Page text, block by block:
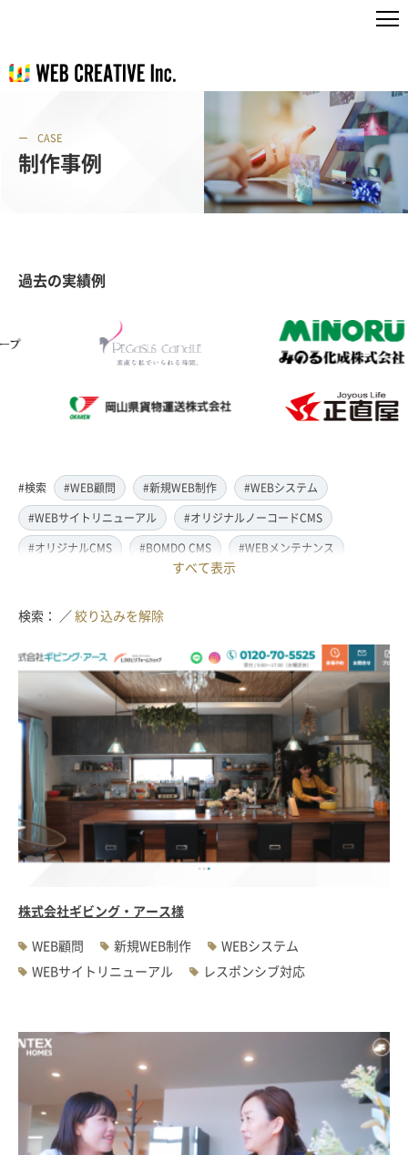
CASE
制作事例
過去の実績例
#検索 #WEB顧問 #新規WEB制作
#WEBシステム
#WEBサイトリニューアル
#オリジナルノーコードCMS
#オリジナルCMS
#BOMDO CMS
#WEBメンテナンス
#レスポンシブ対応
#翻訳・多言語対応
#情報管理システム
#取材・ライティング
#写真撮影
#動画制作(撮影・編集)
#ドローン撮影(空撮)
#イラスト制作
#アクセス解析・SEO対策
#名刺・パンフレット制作
#販促・ノベルティーグッズ制作
#ロゴマークデザイン
#SDGsサポート
#IT導入補助金
#JavaScript
#WEBサーバ移転
#AWS構築
#IoT関連
#Androidアプリ開発
#インソーシングコンサルティング
#採用・求人
#学校・教育・スクール
#病院・クリニック・医療
#集客サポート #広告運用
すべて表示
検索： ／絞り込みを解除
株式会社ギビング・アース様
WEB顧問
新規WEB制作
WEBシステム
WEBサイトリニューアル
レスポンシブ対応